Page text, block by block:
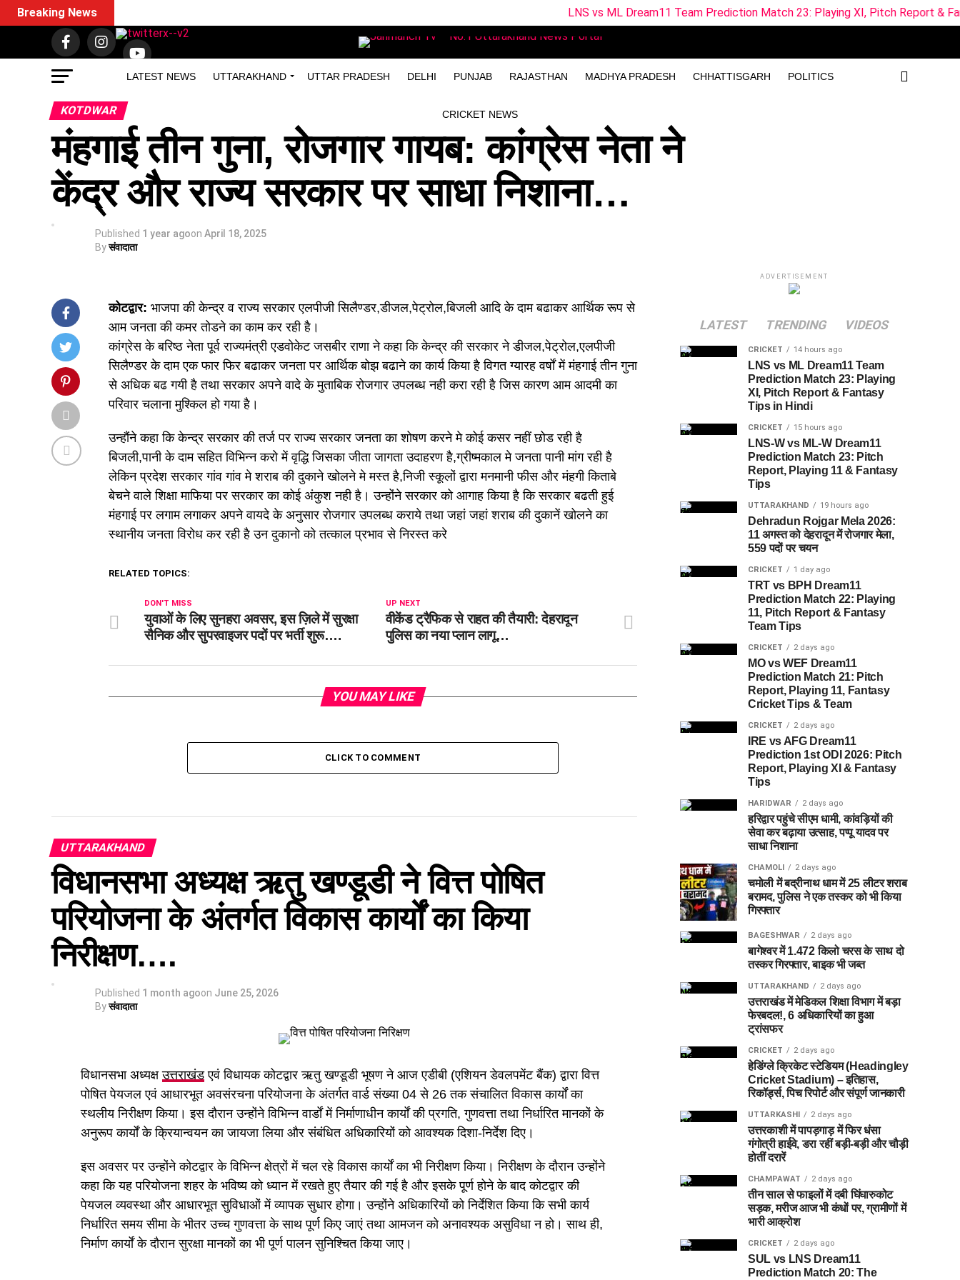
LATEST NEWS UTTARAKHAND UTTAR PRADESH DELHI PUNJAB RAJASTHAN MADHYA PRADESH CHHATTISGARH POLITICS
CRICKET NEWS
Breaking News LNS vs ML Dream11 Team Prediction Match 23: Playing XI, Pitch Report & Fantasy Tips in
KOTDWAR
मंहगाई तीन गुना, रोजगार गायब: कांग्रेस नेता ने
केंद्र और राज्य सरकार पर साधा निशाना…
Published 1 year agoon April 18, 2025
Byसंवादाता
कोटद्वार: भाजपा की केन्द्र व राज्य सरकार एलपीजी सिलैण्डर,डीजल,पेट्रोल,बिजली आदि के दाम बढाकर आर्थिक रूप से
आम जनता की कमर तोडने का काम कर रही है।
कांग्रेस के बरिष्ठ नेता पूर्व राज्यमंत्री एडवोकेट जसबीर राणा ने कहा कि केन्द्र की सरकार ने डीजल,पेट्रोल,एलपीजी
सिलैण्डर के दाम एक फार फिर बढाकर जनता पर आर्थिक बोझ बढाने का कार्य किया है विगत ग्यारह वर्षों में मंहगाई तीन गुना
से अधिक बढ गयी है तथा सरकार अपने वादे के मुताबिक रोजगार उपलब्ध नही करा रही है जिस कारण आम आदमी का
परिवार चलाना मुश्किल हो गया है।
उन्हौंने कहा कि केन्द्र सरकार की तर्ज पर राज्य सरकार जनता का शोषण करने मे कोई कसर नहीं छोड रही है
बिजली,पानी के दाम सहित विभिन्न करो में वृद्धि जिसका जीता जागता उदाहरण है,ग्रीष्मकाल मे जनता पानी मांग रही है
लेकिन प्रदेश सरकार गांव गांव मे शराब की दुकाने खोलने मे मस्त है,निजी स्कूलों द्वारा मनमानी फीस और मंहगी किताबे
बेचने वाले शिक्षा माफिया पर सरकार का कोई अंकुश नही है। उन्होंने सरकार को आगाह किया है कि सरकार बढती हुई
मंहगाई पर लगाम लगाकर अपने वायदे के अनुसार रोजगार उपलब्ध कराये तथा जहां जहां शराब की दुकानें खोलने का
स्थानीय जनता विरोध कर रही है उन दुकानो को तत्काल प्रभाव से निरस्त करे
RELATED TOPICS:
UP NEXT
वीकेंड ट्रैफिक से राहत की तैयारी: देहरादून
पुलिस का नया प्लान लागू…
DON'T MISS
युवाओं के लिए सुनहरा अवसर, इस ज़िले में सुरक्षा
सैनिक और सुपरवाइजर पदों पर भर्ती शुरू….
YOU MAY LIKE
CLICK TO COMMENT
UTTARAKHAND
विधानसभा अध्यक्ष ऋतु खण्डूडी ने वित्त पोषित
परियोजना के अंतर्गत विकास कार्यों का किया
निरीक्षण….
Published 1 month agoon June 25, 2026
Byसंवादाता
विधानसभा अध्यक्षउत्तराखंडएवं विधायक कोटद्वार ऋतु खण्डूडी भूषण ने आज एडीबी (एशियन डेवलपमेंट बैंक) द्वारा वित्त
पोषित पेयजल एवं आधारभूत अवसंरचना परियोजना के अंतर्गत वार्ड संख्या 04 से 26 तक संचालित विकास कार्यों का
स्थलीय निरीक्षण किया। इस दौरान उन्होंने विभिन्न वार्डों में निर्माणाधीन कार्यों की प्रगति, गुणवत्ता तथा निर्धारित मानकों के
अनुरूप कार्यों के क्रियान्वयन का जायजा लिया और संबंधित अधिकारियों को आवश्यक दिशा-निर्देश दिए।
इस अवसर पर उन्होंने कोटद्वार के विभिन्न क्षेत्रों में चल रहे विकास कार्यों का भी निरीक्षण किया। निरीक्षण के दौरान उन्होंने
कहा कि यह परियोजना शहर के भविष्य को ध्यान में रखते हुए तैयार की गई है और इसके पूर्ण होने के बाद कोटद्वार की
पेयजल व्यवस्था और आधारभूत सुविधाओं में व्यापक सुधार होगा। उन्होंने अधिकारियों को निर्देशित किया कि सभी कार्य
निर्धारित समय सीमा के भीतर उच्च गुणवत्ता के साथ पूर्ण किए जाएं तथा आमजन को अनावश्यक असुविधा न हो। साथ ही,
निर्माण कार्यों के दौरान सुरक्षा मानकों का भी पूर्ण पालन सुनिश्चित किया जाए।
ADVERTISEMENT
LATEST TRENDING VIDEOS
CRICKET 14 hours ago
LNS vs ML Dream11 Team
Prediction Match 23: Playing
XI, Pitch Report & Fantasy
Tips in Hindi
CRICKET 15 hours ago
LNS-W vs ML-W Dream11
Prediction Match 23: Pitch
Report, Playing 11 & Fantasy
Tips
UTTARAKHAND 19 hours ago
Dehradun Rojgar Mela 2026:
11 अगस्त को देहरादून में रोजगार मेला,
559 पदों पर चयन
CRICKET 1 day ago
TRT vs BPH Dream11
Prediction Match 22: Playing
11, Pitch Report & Fantasy
Team Tips
CRICKET 2 days ago
MO vs WEF Dream11
Prediction Match 21: Pitch
Report, Playing 11, Fantasy
Cricket Tips & Team
CRICKET 2 days ago
IRE vs AFG Dream11
Prediction 1st ODI 2026: Pitch
Report, Playing XI & Fantasy
Tips
HARIDWAR 2 days ago
हरिद्वार पहुंचे सीएम धामी, कांवड़ियों की
सेवा कर बढ़ाया उत्साह, पप्पू यादव पर
साधा निशाना
CHAMOLI 2 days ago
चमोली में बद्रीनाथ धाम में 25 लीटर शराब
बरामद, पुलिस ने एक तस्कर को भी किया
गिरफ्तार
BAGESHWAR 2 days ago
बागेश्वर में 1.472 किलो चरस के साथ दो
तस्कर गिरफ्तार, बाइक भी जब्त
UTTARAKHAND 2 days ago
उत्तराखंड में मेडिकल शिक्षा विभाग में बड़ा
फेरबदल!, 6 अधिकारियों का हुआ
ट्रांसफर
CRICKET 2 days ago
हेडिंग्ले क्रिकेट स्टेडियम (Headingley
Cricket Stadium) – इतिहास,
रिकॉर्ड्स, पिच रिपोर्ट और संपूर्ण जानकारी
UTTARKASHI 2 days ago
उत्तरकाशी में पापड़गाड़ में फिर धंसा
गंगोत्री हाईवे, डरा रहीं बड़ी-बड़ी और चौड़ी
होतीं दरारें
CHAMPAWAT 2 days ago
तीन साल से फाइलों में दबी घिंघारुकोट
सड़क, मरीज आज भी कंधों पर, ग्रामीणों में
भारी आक्रोश
CRICKET 2 days ago
SUL vs LNS Dream11
Prediction Match 20: The